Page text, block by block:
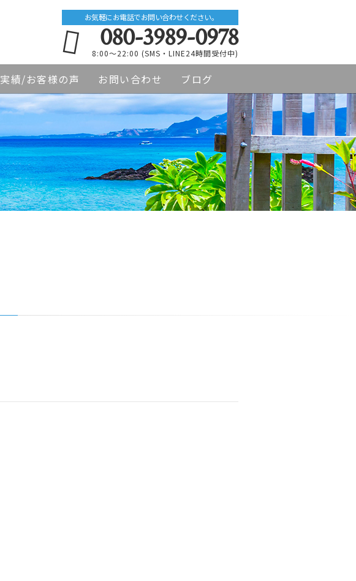
お気軽にお電話でお問い合わせください。
080-3989-0978
8:00～22:00 (SMS・LINE24時間受付中)
実績/お客様の声 お問い合わせ ブログ